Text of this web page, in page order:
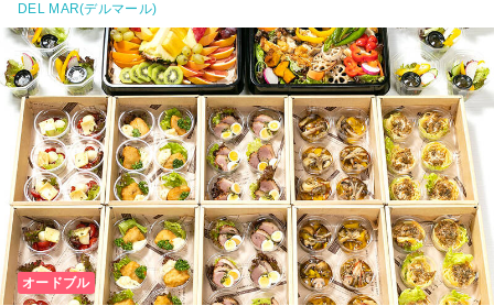
DEL MAR(デルマール)
オードブル